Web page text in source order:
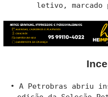
letivo, marcado
• A Petrobras abriu